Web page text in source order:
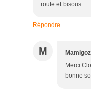
route et bisous
Répondre
M Mamigoz
Merci
bonne